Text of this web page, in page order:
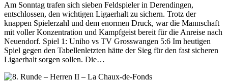
Am Sonntag trafen sich sieben Feldspieler in Derendingen,
entschlossen, den wichtigen Ligaerhalt zu sichern. Trotz der
knappen Spielerzahl und dem enormen Druck, war die Mannschaft
mit voller Konzentration und Kampfgeist bereit für die Anreise nach
Neuendorf. Spiel 1: Uniho vs TV Grosswangen 5:6 Im heutigen
Spiel gegen den Tabellenletzten hätte der Sieg für den fast sicheren
Ligaerhalt sorgen sollen. Die…